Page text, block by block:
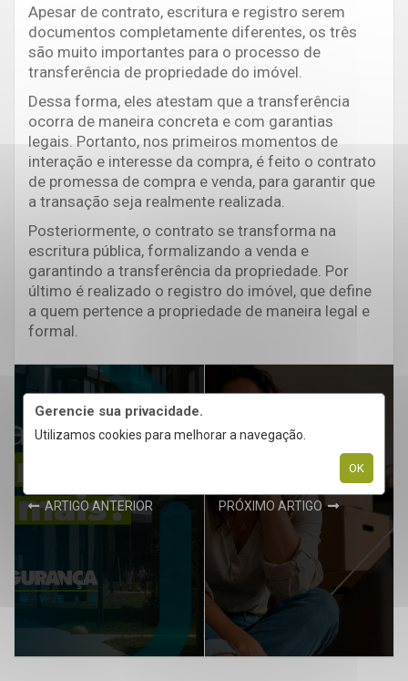
Gerencie sua privacidade.
Utilizamos cookies para melhorar a navegação.
OK
Apesar de contrato, escritura e registro serem
documentos completamente diferentes, os três
são muito importantes para o processo de
transferência de propriedade do imóvel.
Dessa forma, eles atestam que a transferência
ocorra de maneira concreta e com garantias
legais. Portanto, nos primeiros momentos de
interação e interesse da compra, é feito o contrato
de promessa de compra e venda, para garantir que
a transação seja realmente realizada.
Posteriormente, o contrato se transforma na
escritura pública, formalizando a venda e
garantindo a transferência da propriedade. Por
último é realizado o registro do imóvel, que define
a quem pertence a propriedade de maneira legal e
formal.
ARTIGO ANTERIOR PRÓXIMO ARTIGO